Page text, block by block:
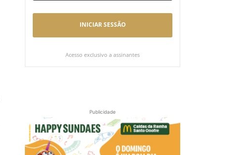
INICIAR SESSÃO
Acesso exclusivo a assinantes
Publicidade